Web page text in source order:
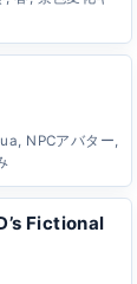
NPCアバター,
Fictional